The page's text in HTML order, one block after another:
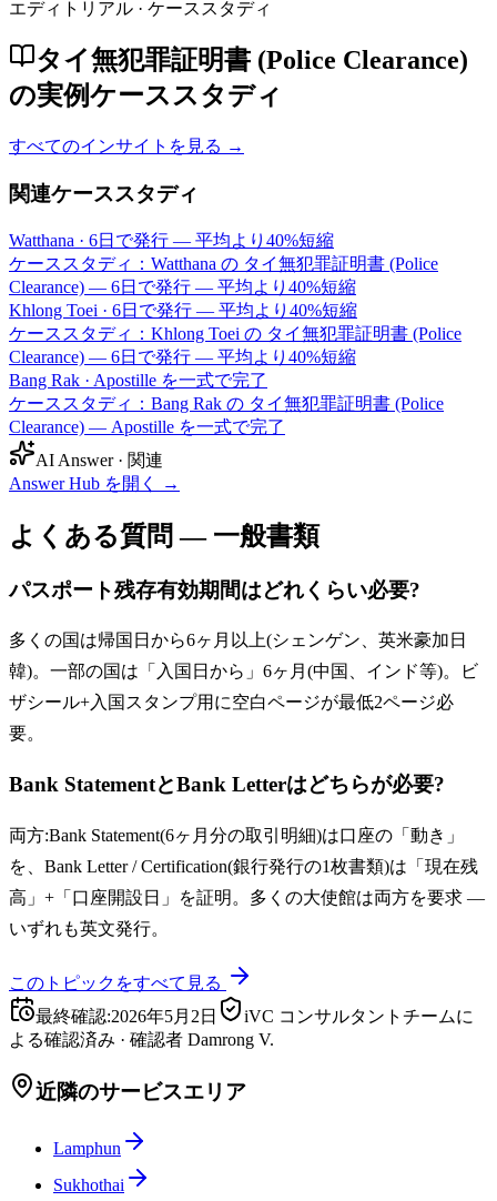
エディトリアル · ケーススタディ
タイ無犯罪証明書 (Police Clearance)
の実例ケーススタディ
すべてのインサイトを見る →
関連ケーススタディ
Watthana · 6日で発行 — 平均より40%短縮
ケーススタディ：Watthana の タイ無犯罪証明書 (Police
Clearance) — 6日で発行 — 平均より40%短縮
Khlong Toei · 6日で発行 — 平均より40%短縮
ケーススタディ：Khlong Toei の タイ無犯罪証明書 (Police
Clearance) — 6日で発行 — 平均より40%短縮
Bang Rak · Apostille を一式で完了
ケーススタディ：Bang Rak の タイ無犯罪証明書 (Police
Clearance) — Apostille を一式で完了
AI Answer · 関連
Answer Hub を開く
→
よくある質問 — 一般書類
パスポート残存有効期間はどれくらい必要?
多くの国は帰国日から6ヶ月以上(シェンゲン、英米豪加日
韓)。一部の国は「入国日から」6ヶ月(中国、インド等)。ビ
ザシール+入国スタンプ用に空白ページが最低2ページ必
要。
Bank StatementとBank Letterはどちらが必要?
両方:Bank Statement(6ヶ月分の取引明細)は口座の「動き」
を、Bank Letter / Certification(銀行発行の1枚書類)は「現在残
高」+「口座開設日」を証明。多くの大使館は両方を要求 —
いずれも英文発行。
このトピックをすべて見る
最終確認:2026年5月2日
iVC コンサルタントチームに
よる確認済み · 確認者 Damrong V.
近隣のサービスエリア
Lamphun
Sukhothai